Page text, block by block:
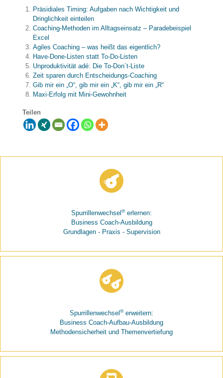
Präsidiales Timing: Aufgaben nach Wichtigkeit und
Dringlichkeit einteilen
Coaching-Methoden im Alltagseinsatz – Paradebeispiel
Excel
Agiles Coaching – was heißt das eigentlich?
Have-Done-Listen statt To-Do-Listen
Unproduktivität adé: Die To-Don´t-Liste
Zeit sparen durch Entscheidungs-Coaching
Gib mir ein „O“, gib mir ein „K“, gib mir ein „R“
Maxi-Erfolg mit Mini-Gewohnheit
Teilen
Spurrillenwechsel ®erlernen:
Business Coach-Ausbildung
Grundlagen - Praxis - Supervision
Spurrillenwechsel ®erweitern:
Business Coach-Aufbau-Ausbildung
Methodensicherheit und Themenvertiefung